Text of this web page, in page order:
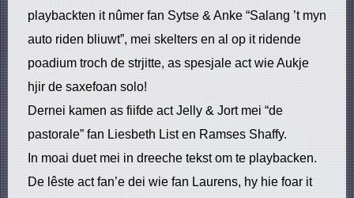
playbackten it nûmer fan Sytse & Anke “Salang ’t myn
auto riden bliuwt”, mei skelters en al op it ridende
poadium troch de strjitte, as spesjale act wie Aukje
hjir de saxefoan solo!
Dernei kamen as fiifde act Jelly & Jort mei “de
pastorale” fan Liesbeth List en Ramses Shaffy.
In moai duet mei in dreeche tekst om te playbacken.
De lêste act fan’e dei wie fan Laurens, hy hie foar it